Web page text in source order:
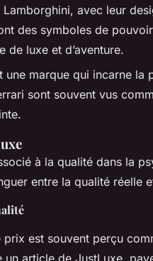
Lamborghini, avec leur
des symboles de
de luxe et d’aventure.
une marque qui incarne
sont souvent vus
à la qualité dans la
entre la qualité réelle
prix est souvent perçu
un article de JustLuxe,